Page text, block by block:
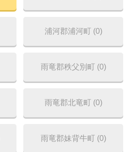
浦河郡浦河町 (0)
雨竜郡秩父別町 (0)
雨竜郡北竜町 (0)
雨竜郡妹背牛町 (0)